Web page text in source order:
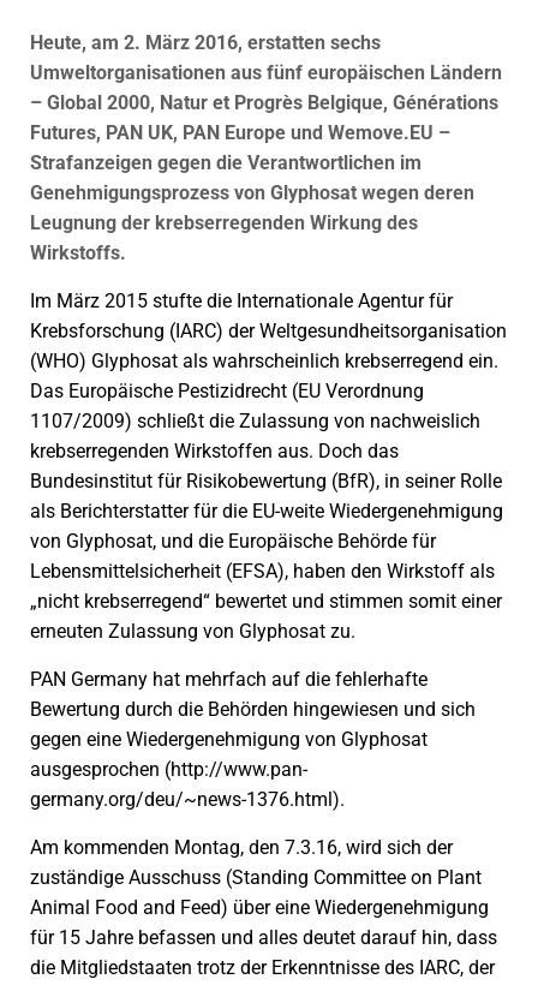
Heute, am 2. März 2016, erstatten sechs
Umweltorganisationen aus fünf europäischen Ländern
– Global 2000, Natur et Progrès Belgique, Générations
Futures, PAN UK, PAN Europe und Wemove.EU –
Strafanzeigen gegen die Verantwortlichen im
Genehmigungsprozess von Glyphosat wegen deren
Leugnung der krebserregenden Wirkung des
Wirkstoffs.
Im März 2015 stufte die Internationale Agentur für
Krebsforschung (IARC) der Weltgesundheitsorganisation
(WHO) Glyphosat als wahrscheinlich krebserregend ein.
Das Europäische Pestizidrecht (EU Verordnung
1107/2009) schließt die Zulassung von nachweislich
krebserregenden Wirkstoffen aus. Doch das
Bundesinstitut für Risikobewertung (BfR), in seiner Rolle
als Berichterstatter für die EU-weite Wiedergenehmigung
von Glyphosat, und die Europäische Behörde für
Lebensmittelsicherheit (EFSA), haben den Wirkstoff als
„nicht krebserregend“ bewertet und stimmen somit einer
erneuten Zulassung von Glyphosat zu.
PAN Germany hat mehrfach auf die fehlerhafte
Bewertung durch die Behörden hingewiesen und sich
gegen eine Wiedergenehmigung von Glyphosat
ausgesprochen (http://www.pan-
germany.org/deu/~news-1376.html).
Am kommenden Montag, den 7.3.16, wird sich der
zuständige Ausschuss (Standing Committee on Plant
Animal Food and Feed) über eine Wiedergenehmigung
für 15 Jahre befassen und alles deutet darauf hin, dass
die Mitgliedstaaten trotz der Erkenntnisse des IARC, der